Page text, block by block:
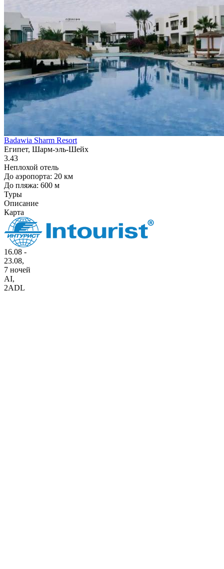
Badawia Sharm Resort
Египет, Шарм-эль-Шейх
3.43
Неплохой отель
До аэропорта: 20 км
До пляжа: 600 м
Туры
Описание
Карта
16.08 -
23.08,
7 ночей
AI,
2ADL